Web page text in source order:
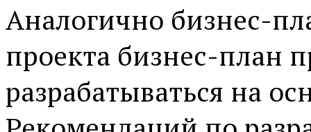
Аналогично бизнес-
проекта бизнес-план
разрабатываться на